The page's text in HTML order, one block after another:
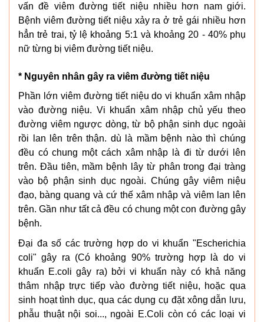
vấn đề viêm đường tiết niệu nhiều hơn nam giới.
Bệnh viêm đường tiết niệu xảy ra ở trẻ gái nhiều hơn
hẳn trẻ trai, tỷ lệ khoảng 5:1 và khoảng 20 - 40% phụ
nữ từng bị viêm đường tiết niệu.
* Nguyên nhân gây ra viêm đường tiết niệu
Phần lớn viêm đường tiết niệu do vi khuẩn xâm nhập
vào đường niệu. Vi khuẩn xâm nhập chủ yếu theo
đường viêm ngược dòng, từ bộ phận sinh dục ngoài
rồi lan lên trên thận. dù là mầm bệnh nào thì chúng
đều có chung một cách xâm nhập là đi từ dưới lên
trên. Đầu tiên, mầm bệnh lây từ phân trong đại tràng
vào bộ phận sinh dục ngoài. Chúng gây viêm niệu
đạo, bàng quang và cứ thế xâm nhập và viêm lan lên
trên. Gần như tất cả đều có chung một con đường gây
bệnh.
Đại đa số các trường hợp do vi khuẩn "Escherichia
coli" gây ra (Có khoảng 90% trường hợp là do vi
khuẩn E.coli gây ra) bởi vi khuẩn này có khả năng
thâm nhập trực tiếp vào đường tiết niệu, hoặc qua
sinh hoạt tình dục, qua các dụng cụ đặt xông dẫn lưu,
phẫu thuật nội soi..., ngoài E.Coli còn có các loại vi